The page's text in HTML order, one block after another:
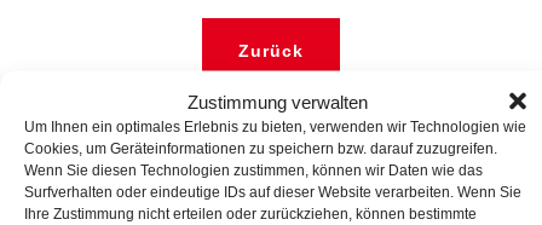
Zustimmung verwalten
Um Ihnen ein optimales Erlebnis zu bieten, verwenden wir Technologien wie
Cookies, um Geräteinformationen zu speichern bzw. darauf zuzugreifen.
Wenn Sie diesen Technologien zustimmen, können wir Daten wie das
Surfverhalten oder eindeutige IDs auf dieser Website verarbeiten. Wenn Sie
Ihre Zustimmung nicht erteilen oder zurückziehen, können bestimmte
Zurück
Adresse & Kontakt
AWO-Regionalverband
Lüneburg / Uelzen / Lüchow-Dannenberg e.V.